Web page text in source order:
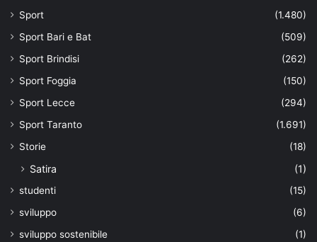
Sport
(1.480)
Sport Bari e Bat
(509)
Sport Brindisi
(262)
Sport Foggia
(150)
Sport Lecce
(294)
Sport Taranto
(1.691)
Storie
(18)
Satira (1)
studenti
(15)
sviluppo
(6)
sviluppo sostenibile
(1)